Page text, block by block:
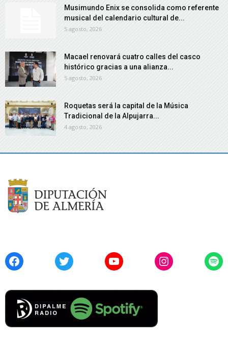
Musimundo Enix se consolida como referente
musical del calendario cultural de...
5 agosto, 2026
Macael renovará cuatro calles del casco
histórico gracias a una alianza...
5 agosto, 2026
Roquetas será la capital de la Música
Tradicional de la Alpujarra...
4 agosto, 2026
FacebookTwitter YouTubeInstagram